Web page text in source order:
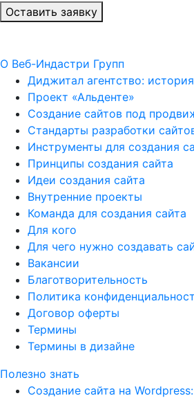
Оставить заявку
О Веб-Индастри Групп
Диджитал агентство: история
Проект «Альденте»
Создание сайтов под
Стандарты разработки
Инструменты для создания
Принципы создания сайта
Идеи создания сайта
Внутренние проекты
Команда для создания сайта
Для кого
Для чего нужно создавать
Вакансии
Благотворительность
Политика
Договор оферты
Термины
Термины в дизайне
Полезно знать
Создание сайта на